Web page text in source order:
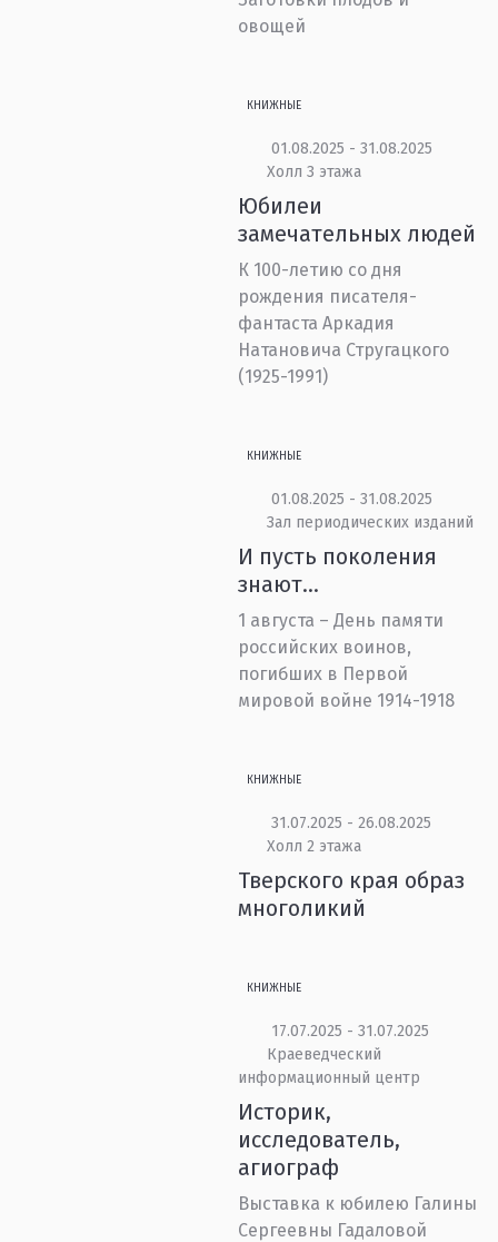
овощей
КНИЖНЫЕ
01.08.2025 - 31.08.2025
Холл 3 этажа
Юбилеи
замечательных людей
К 100-летию со дня
рождения писателя-
фантаста Аркадия
Натановича Стругацкого
(1925-1991)
КНИЖНЫЕ
01.08.2025 - 31.08.2025
Зал периодических изданий
И пусть поколения
знают…
1 августа – День памяти
российских воинов,
погибших в Первой
мировой войне 1914-1918
КНИЖНЫЕ
31.07.2025 - 26.08.2025
Холл 2 этажа
Тверского края образ
многоликий
КНИЖНЫЕ
17.07.2025 - 31.07.2025
Краеведческий
информационный центр
Историк,
исследователь,
агиограф
Выставка к юбилею Галины
Сергеевны Гадаловой